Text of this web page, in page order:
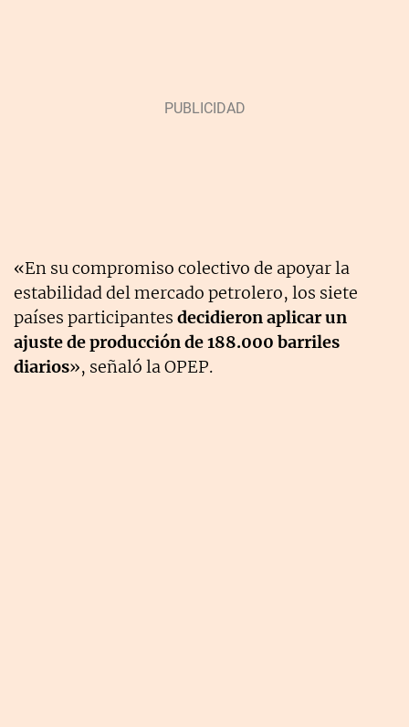
«En su compromiso colectivo de apoyar la
estabilidad del mercado petrolero, los siete
países participantes decidieron aplicar un
ajuste de producción de 188.000 barriles
diarios», señaló la OPEP.